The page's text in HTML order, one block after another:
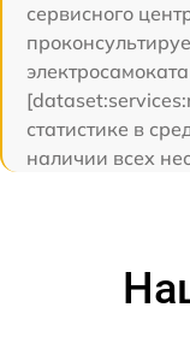
сервисного
статистике в
наличии всех